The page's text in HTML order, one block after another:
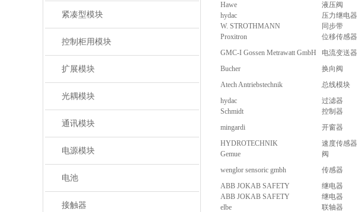
紧凑型模块
控制柜用模块
扩展模块
光耦模块
通讯模块
电源模块
电池
接触器
Hawe
液压阀
hydac
压力继电器
W. STROTHMANN
同步带
Proxitron
位移传感器
GMC-I Gossen Metrawatt GmbH
电流变送器
Bucher
换向阀
Atech Antriebstechnik
总线模块
hydac
过滤器
Schmidt
控制器
mingardi
开窗器
HYDROTECHNIK
速度传感器
Gemue
阀
wenglor sensoric gmbh
传感器
ABB JOKAB SAFETY
继电器
ABB JOKAB SAFETY
继电器
elbe
联轴器